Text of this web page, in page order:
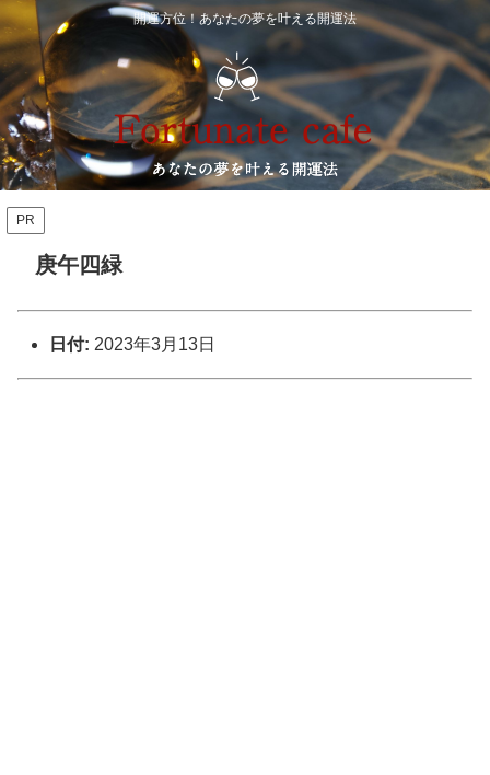
開運方位！あなたの夢を叶える開運法
PR
庚午四緑
日付: 2023年3月13日